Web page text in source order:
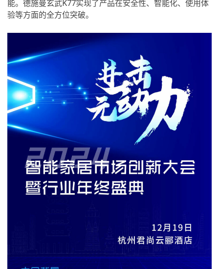
能。德施曼玄武K77实现了产品在安全性、智能化、使用体
验等方面的全方位突破。